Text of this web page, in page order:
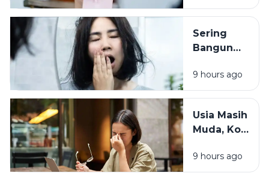
Cuaca, Ini
Kemungkinan
Penyebabnya
Sering
Bangun
Wajah
Kusam?
Periksa 7
Kebiasaan
Tidur Ini
9 hours ago
Usia Masih
Muda, Kok
Cepat
Capek? Ini
9 hours ago